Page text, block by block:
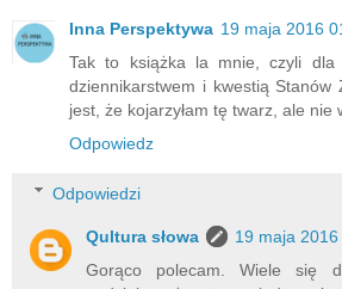
Inna Perspektywa 19 maja 2016
Tak to książka la mnie, czyli dla
dziennikarstwem i kwestią Stanów
jest, że kojarzyłam tę twarz, ale nie
Odpowiedz
Odpowiedzi
Qultura słowa
19 maja 2016
Gorąco polecam. Wiele się